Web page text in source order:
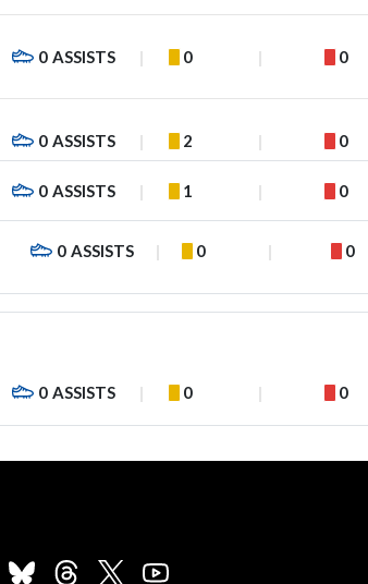
0 ASSISTS 0 0
0 ASSISTS 2 0
0 ASSISTS 1 0
0 ASSISTS 0 0
0 ASSISTS 0 0